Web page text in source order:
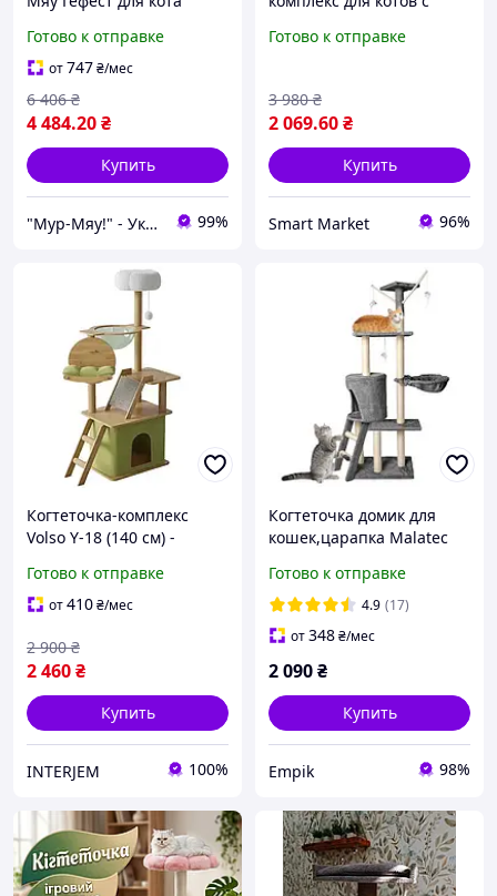
120х50х137см в джутовой
веревке Серый МТ
Готово к отправке
от747₴/мес
4 484.20₴
6 406 ₴
Купить
"Мур-Мяу!" - Украинский производитель мебели для домашних животных! 99%
домиком и гамаком
Готово к отправке
2 069.60₴
3 980 ₴
Купить
Smart Market 96%
Когтеточка-комплекс
Volso Y-18 (140 см) -
домик для котов с
лежаком и полками
Готово к отправке
от410₴/мес
2 460₴
2 900 ₴
Купить
INTERJEM 100%
Когтеточка домик для
кошек,царапка Malatec
Готово к отправке
4.9 (17)
от348₴/мес
2 090₴
Купить
Empik 98%